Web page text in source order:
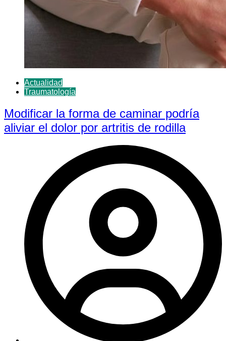
Actualidad
Traumatología
Modificar la forma de caminar podría
aliviar el dolor por artritis de rodilla